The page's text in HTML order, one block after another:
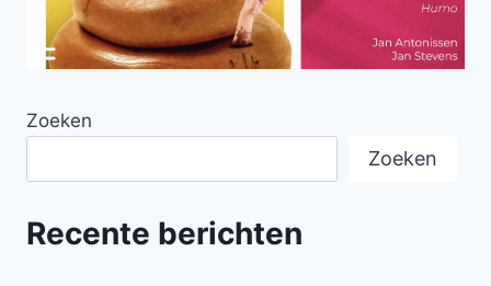
Zoeken
Zoeken
Recente berichten